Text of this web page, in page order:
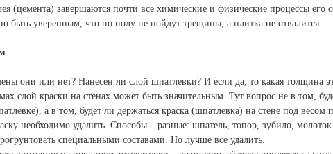
(цемента) завершаются почти все химические и физические процессы его
быть уверенным, что по полу не пойдут трещины, а плитка не отвалится.
они или нет? Нанесен ли слой шпатлевки? И если да, то какая толщина
слой краски на стенах может быть значительным. Тут вопрос не в том,
а в том, будет ли держаться краска (шпатлевка) на стене под весом
необходимо удалить. Способы – разные: шпатель, топор, зубило,
специальными составами. Но лучше все удалить.